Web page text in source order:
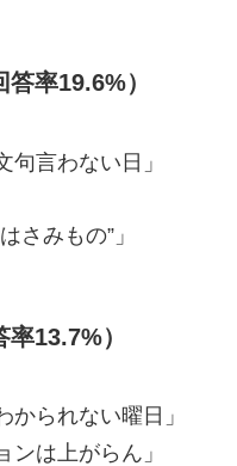
率19.6%）
句言わない日」
さみもの”」
13.7%）
かられない曜日」
ンは上がらん」